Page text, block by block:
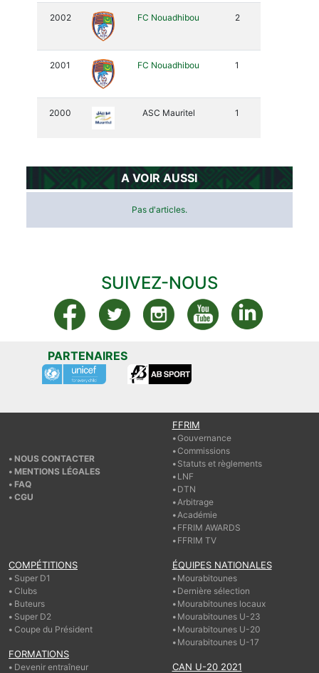
2002 FC Nouadhibou 2
2001 FC Nouadhibou 1
2000 ASC Mauritel 1
A VOIR AUSSI
Pas d'articles.
SUIVEZ-NOUS
PARTENAIRES
NOUS CONTACTER
MENTIONS LÉGALES
FAQ
CGU
FFRIM
Gouvernance
Commissions
Statuts et règlements
LNF
DTN
Arbitrage
Académie
FFRIM AWARDS
FFRIM TV
COMPÉTITIONS
Super D1
Clubs
Buteurs
Super D2
Coupe du Président
FORMATIONS
Devenir entraîneur
ÉQUIPES NATIONALES
Mourabitounes
Dernière sélection
Mourabitounes locaux
Mourabitounes U-23
Mourabitounes U-20
Mourabitounes U-17
CAN U-20 2021